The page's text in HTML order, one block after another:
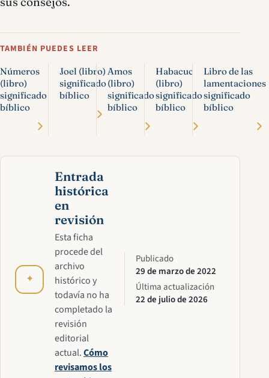
TAMBIÉN PUEDES LEER
Números
(libro)
significado
bíblico
Joel (libro)
significado
bíblico
Amos
(libro)
significado
bíblico
Habacuc
(libro)
significado
bíblico
Libro de las
lamentaciones
significado
bíblico
✦
Entrada
histórica
en
revisión
Esta ficha
procede del
archivo
histórico y
todavía no ha
completado la
revisión
editorial
actual.Cómo
revisamos los
Publicado
29 de marzo de 2022
Última actualización
22 de julio de 2026